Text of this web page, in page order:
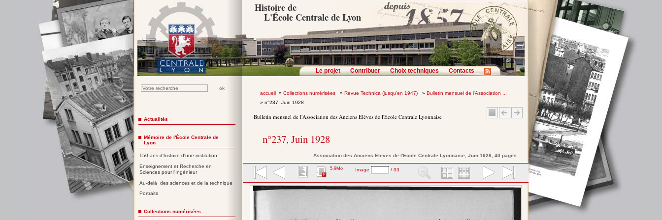
Histoire de
L'École Centrale de Lyon
Le projet Contribuer Choix techniques Contacts
accueil» Collections numérisées » Revue Technica (jusqu'en 1947) » Bulletin mensuel de l'Association ...
» n°237, Juin 1928
Bulletin mensuel de l'Association des Anciens Elèves de l'Ecole Centrale Lyonnaise
n°237, Juin 1928
Association des Anciens Eleves de l'Ecole Centrale Lyonnaise, Juin 1928, 40 pages
5,9Mo Image / 93
Actualités
Mémoire de l'École Centrale de
Lyon
150 ans d'histoire d'une institution
Enseignement et Recherche en
Sciences pour l'Ingénieur
Au-delà des sciences et de la technique
Portraits
Collections numérisées